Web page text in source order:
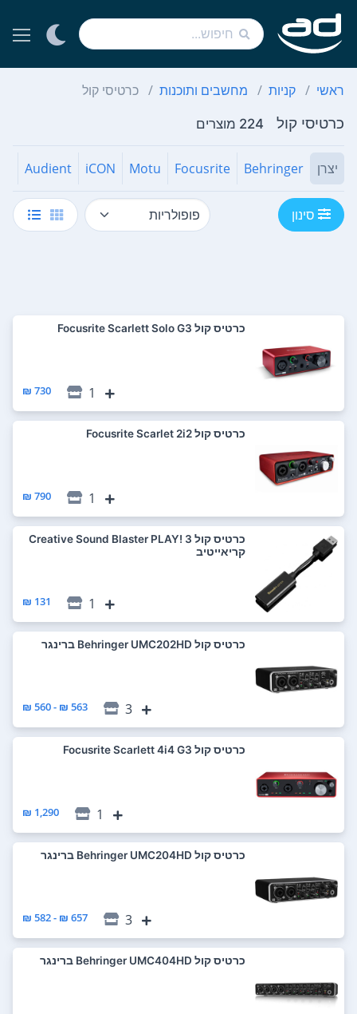
ראשי קניות מחשבים ותוכנות כרטיסי קול
כרטיסי קול 224 מוצרים
יצרן Behringer
Focusrite
Motu
iCON
Audient
סינון
כרטיס קול Focusrite Scarlett Solo G3
1
730 ₪
כרטיס קול Focusrite Scarlet 2i2
1
790 ₪
כרטיס קול Creative Sound Blaster PLAY! 3
קריאייטיב
1
131 ₪
כרטיס קול Behringer UMC202HD ברינגר
3
563 ₪ - 560 ₪
כרטיס קול Focusrite Scarlett 4i4 G3
1
1,290 ₪
כרטיס קול Behringer UMC204HD ברינגר
3
657 ₪ - 582 ₪
כרטיס קול Behringer UMC404HD ברינגר